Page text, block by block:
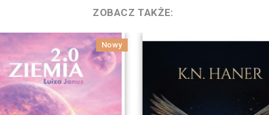
ZOBACZ TAKŻE:
Nowy